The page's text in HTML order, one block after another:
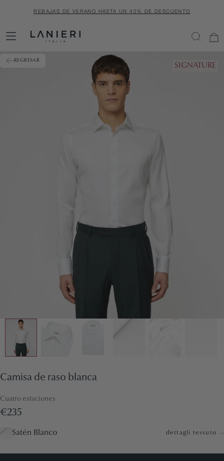
REBAJAS DE VERANO HASTA UN 40% DE DESCUENTO
REGRESAR
SIGNATURE
Camisa de raso blanca
Cuatro estaciones
€235
Satén Blanco dettagli tessuto